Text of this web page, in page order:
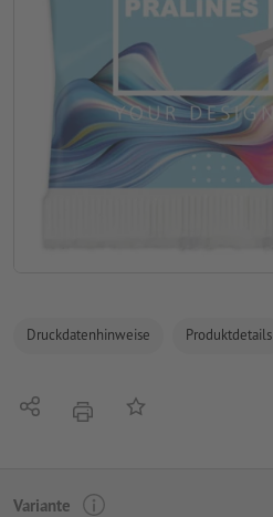
Druckdatenhinweise Produktdetails
Teilen DruckenAuf die Merkliste
Variante